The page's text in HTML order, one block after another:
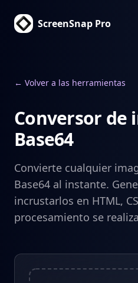
ScreenSnap Pro
← Volver a las herramientas
Conversor de
Base64
Convierte cualquier
Base64 al instante.
incrustarlos en HTML,
procesamiento se